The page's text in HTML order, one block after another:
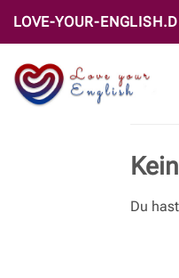
Zum
Inhalt
LOVE-YOUR-
Du